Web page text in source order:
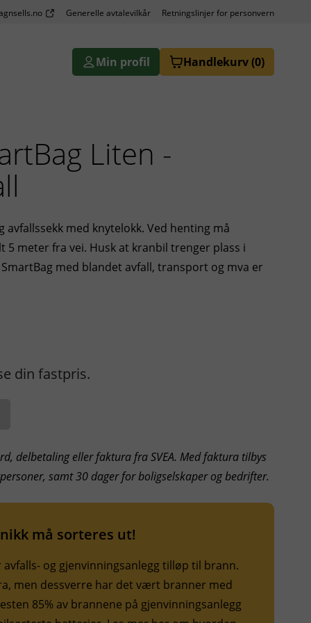
Generelle avtalevilkår Retningslinjer for personvern
Min profil Handlekurv(0)
Liten -
avfallssekk med knytelokk. Ved henting må
5 meter fra vei. Husk at kranbil trenger plass i
med blandet avfall, transport og mva er
din fastpris.
delbetaling eller faktura fra SVEA. Med faktura tilbys
samt 30 dager for boligselskaper og bedrifter.
må sorteres ut!
og gjenvinningsanlegg tilløp til brann.
men dessverre har det vært branner med
85% av brannene på gjenvinningsanlegg